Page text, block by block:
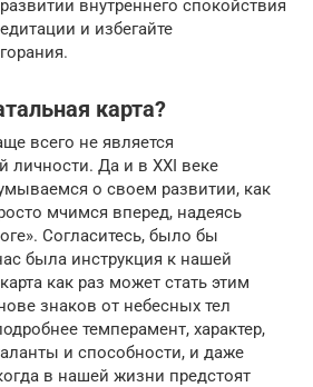
внутреннего спокойствия
и избегайте
карта?
всего не является
личности. Да и в XXI веке
о своем развитии, как
мчимся вперед, надеясь
Согласитесь, было бы
была инструкция к нашей
как раз может стать этим
знаков от небесных тел
темперамент, характер,
и способности, и даже
в нашей жизни предстоят